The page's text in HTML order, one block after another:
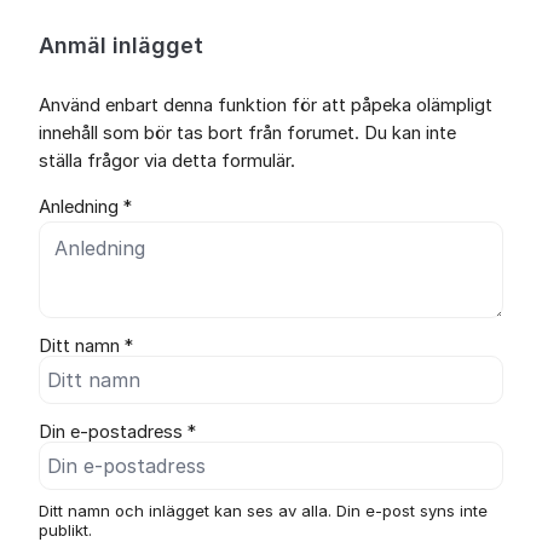
Anmäl inlägget
Använd enbart denna funktion för att påpeka olämpligt
innehåll som bör tas bort från forumet. Du kan inte
ställa frågor via detta formulär.
Anledning *
Ditt namn *
Din e-postadress *
Ditt namn och inlägget kan ses av alla. Din e-post syns inte
publikt.